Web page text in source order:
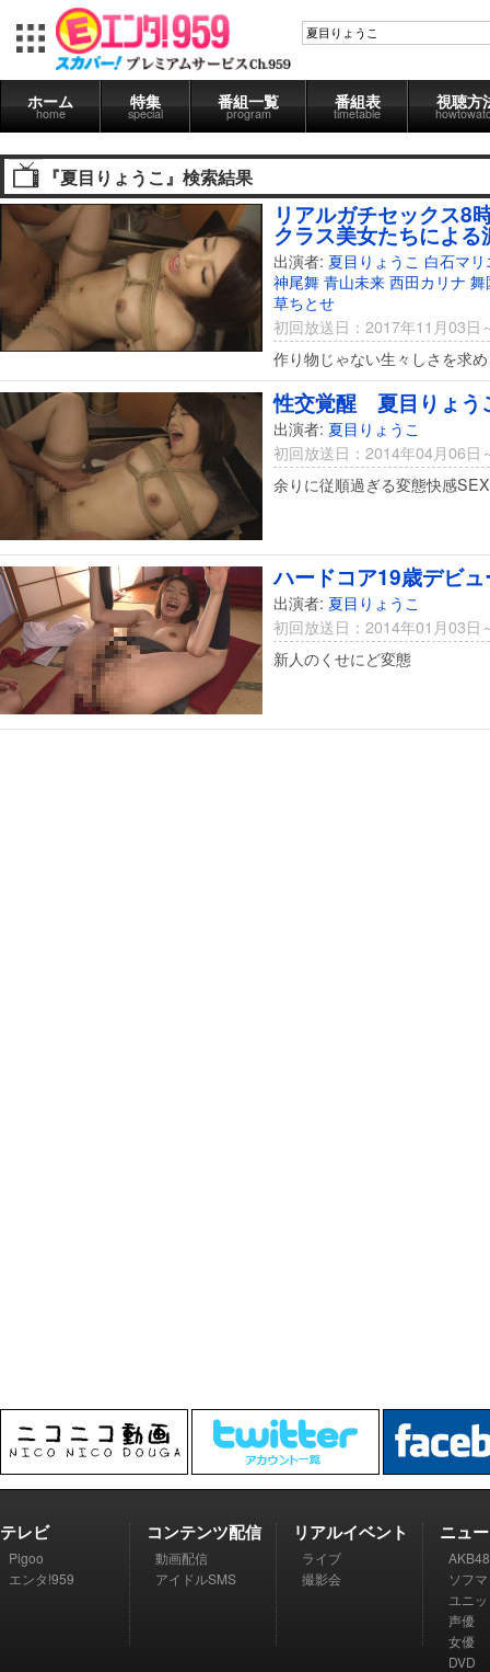
ホーム
home
特集
special
番組一覧
program
番組表
timetable
視聴方
『夏目りょうこ』検索結果
リアルガチセックス8
クラス美女たちによる
出演者: 夏目りょうこ 白石マリ
神尾舞 青山未来 西田カリナ 舞
草ちとせ
初回放送日：2017年11月03日
作り物じゃない生々しさを求
性交覚醒 夏目りょう
出演者: 夏目りょうこ
初回放送日：2014年04月06日
余りに従順過ぎる変態快感SEX
ハードコア19歳デビ
出演者: 夏目りょうこ
初回放送日：2014年01月03日
新人のくせにど変態
テレビ
Pigoo
エンタ!959
コンテンツ配信
動画配信
アイドルSMS
リアルイベント
ライブ
撮影会
ニュ
AKB48
ソフ
ユニ
声優
女優
DVD